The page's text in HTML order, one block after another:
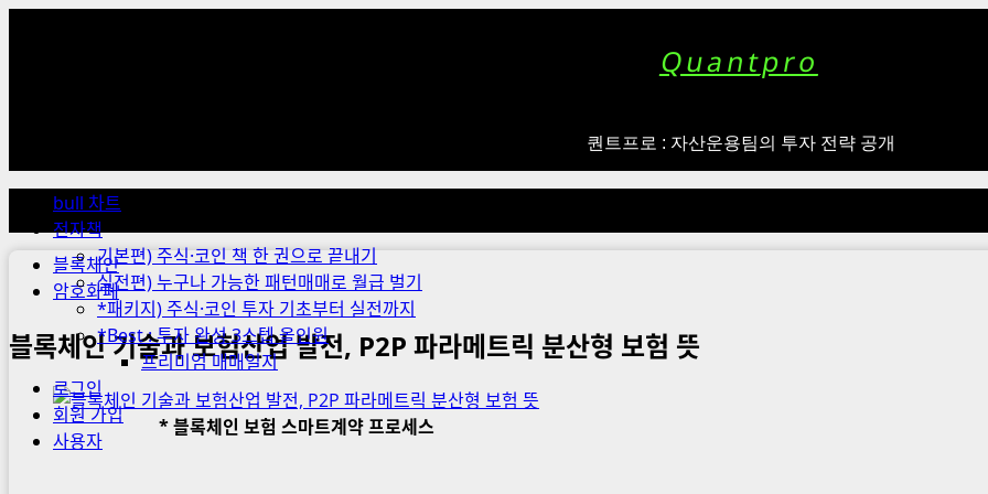
Quantpro
퀀트프로 : 자산운용팀의 투자 전략 공개
Menu
bull 차트
전자책
기본편) 주식·코인 책 한 권으로 끝내기
실전편) 누구나 가능한 패턴매매로 월급 벌기
*패키지) 주식·코인 투자 기초부터 실전까지
*Best : 투자 완성 3스텝 올인원
프리미엄 매매일지
로그인
회원 가입
사용자
블록체인
암호화폐
블록체인 기술과 보험산업 발전, P2P 파라메트릭 분산형 보험 뜻
* 블록체인 보험 스마트계약 프로세스